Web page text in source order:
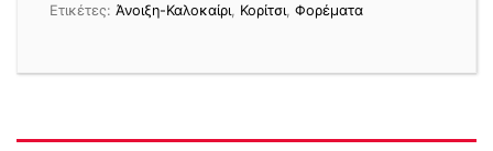
Ετικέτες: Άνοιξη-Καλοκαίρι Κορίτσι Φορέματα